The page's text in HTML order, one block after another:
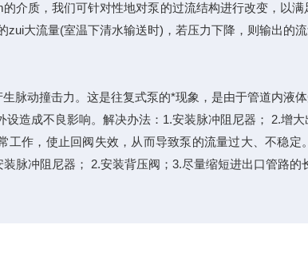
介质，我们可针对性地对泵的过流结构进行改变，以
zui大流量(室温下清水输送时)，若压力下降，则输出的流
脉动撞击力。这是往复式泵的*现象，是由于管道内
造成不良影响。解决办法：1.安装脉冲阻尼器； 2.增大
作，使止回阀失效，从而导致泵的流量过大、不稳
脉冲阻尼器； 2.安装背压阀；3.尽量缩短进出口管路的